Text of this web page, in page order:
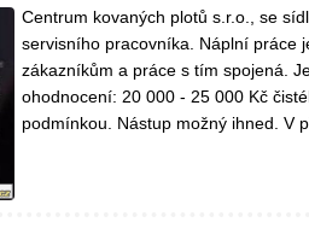
Centrum kovaných plotů s.r.o., se
servisního pracovníka. Náplní práce
zákazníkům a práce s tím spojená.
ohodnocení: 20 000 - 25 000 Kč
podmínkou. Nástup možný ihned. V